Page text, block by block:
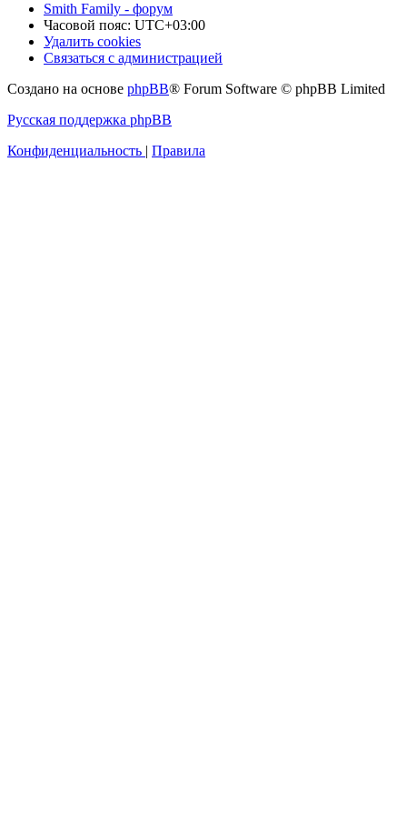
Smith Family - форум
Часовой пояс: UTC+03:00
Удалить cookies
Связаться с администрацией
Создано на основе phpBB® Forum Software © phpBB Limited
Русская поддержка phpBB
Конфиденциальность | Правила